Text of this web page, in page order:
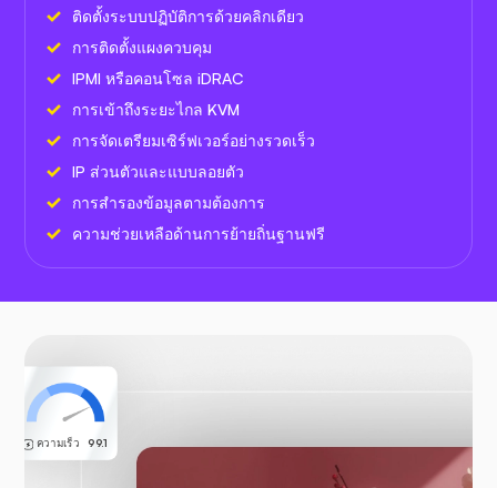
ติดตั้งระบบปฏิบัติการด้วยคลิกเดียว
การติดตั้งแผงควบคุม
IPMI หรือคอนโซล iDRAC
การเข้าถึงระยะไกล KVM
การจัดเตรียมเซิร์ฟเวอร์อย่างรวดเร็ว
IP ส่วนตัวและแบบลอยตัว
การสำรองข้อมูลตามต้องการ
ความช่วยเหลือด้านการย้ายถิ่นฐานฟรี
ความเร็ว 99.1